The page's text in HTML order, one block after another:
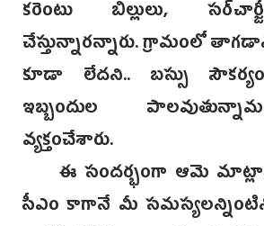
కరెంటు బిల్లులు,
చేస్తున్నారన్నారు. గ్రామంలో
కూడా లేదని.. బస్సు
ఇబ్బందుల
వ్యక్తంచేశారు.
ఈ సందర్భంగా ఆమె
సీఎం కాగానే మీ